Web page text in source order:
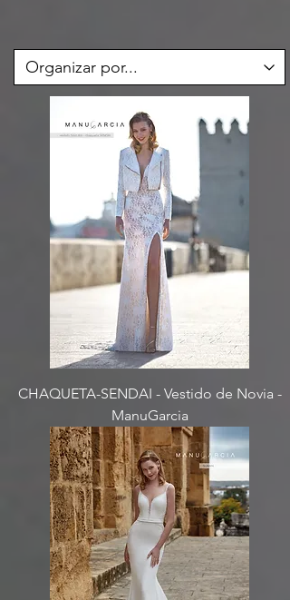
CHAQUETA-SENDAI - Vestido de Novia -
ManuGarcia